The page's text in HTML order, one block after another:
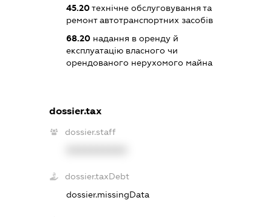
45.20технічне обслуговування та
ремонт автотранспортних засобів
68.20 надання в оренду й
експлуатацію власного чи
орендованого нерухомого майна
dossier.tax
dossier.staff
dossier.taxDebt
dossier.missingData